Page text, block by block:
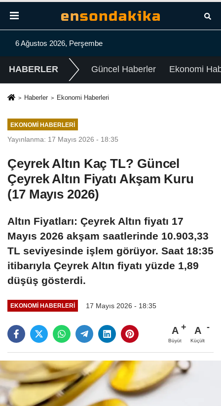
6 Ağustos 2026, Perşembe
HABERLER Güncel Haberler Ekonomi
Haberler Ekonomi Haberleri
EKONOMI HABERLERI
Yayınlanma: 17 Mayıs 2026 - 18:35
Çeyrek Altın Kaç TL? Güncel
Çeyrek Altın Fiyatı Akşam Kuru
(17 Mayıs 2026)
Altın Fiyatları: Çeyrek Altın fiyatı 17
Mayıs 2026 akşam saatlerinde 10.903,33
TL seviyesinde işlem görüyor. Saat 18:35
itibarıyla Çeyrek Altın fiyatı yüzde 1,89
düşüş gösterdi.
EKONOMI HABERLERI 17 Mayıs 2026 - 18:35
A
Büyüt
A
Küçült